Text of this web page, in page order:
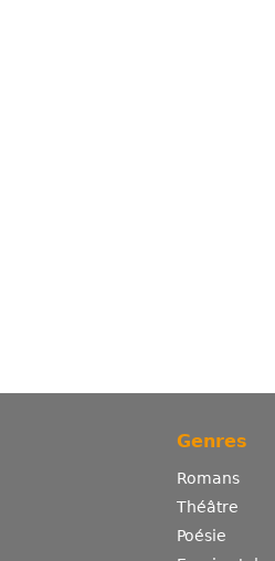
Genres
Romans
Théâtre
Poésie